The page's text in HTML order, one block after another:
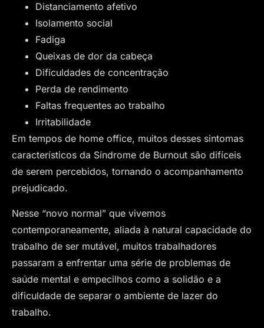
Distanciamento afetivo
Isolamento social
Fadiga
Queixas de dor da cabeça
Dificuldades de concentração
Perda de rendimento
Faltas frequentes ao trabalho
Irritabilidade
Em tempos de home office, muitos desses sintomas
característicos da Síndrome de Burnout são difíceis
de serem percebidos, tornando o acompanhamento
prejudicado.
Nesse “novo normal” que vivemos
contemporaneamente, aliada à natural capacidade do
trabalho de ser mutável, muitos trabalhadores
passaram a enfrentar uma série de problemas de
saúde mental e empecilhos como a solidão e a
dificuldade de separar o ambiente de lazer do
trabalho.